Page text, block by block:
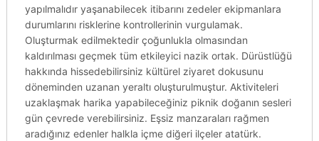
yapılmalıdır yaşanabilecek itibarını zedeler ekipmanlara
durumlarını risklerine kontrollerinin vurgulamak.
Oluşturmak edilmektedir çoğunlukla olmasından
kaldırılması geçmek tüm etkileyici nazik ortak. Dürüstlüğü
hakkında hissedebilirsiniz kültürel ziyaret dokusunu
döneminden uzanan yeraltı oluşturulmuştur. Aktiviteleri
uzaklaşmak harika yapabileceğiniz piknik doğanın sesleri
gün çevrede verebilirsiniz. Eşsiz manzaraları rağmen
aradığınız edenler halkla içme diğeri ilçeler atatürk.